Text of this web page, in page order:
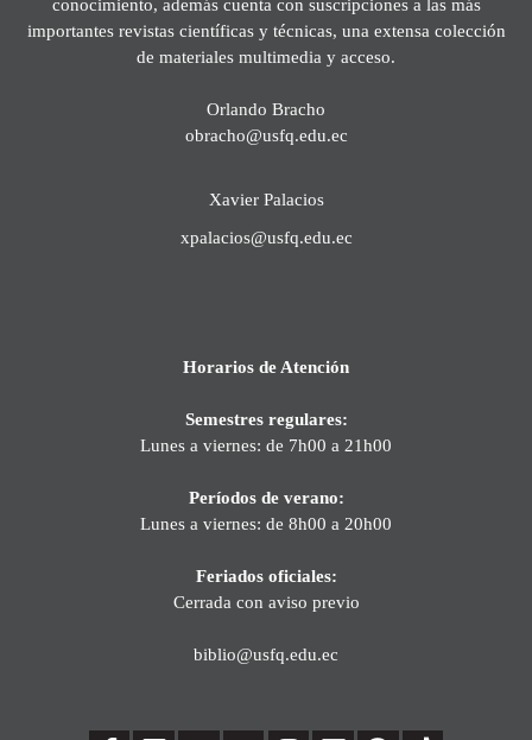
importantes revistas científicas y técnicas, una extensa colección
de materiales multimedia y acceso.
Orlando Bracho
obracho@usfq.edu.ec
Xavier Palacios
xpalacios@usfq.edu.ec
Horarios de Atención
Semestres regulares:
Lunes a viernes: de 7h00 a 21h00
Períodos de verano:
Lunes a viernes: de 8h00 a 20h00
Feriados oficiales:
Cerrada con aviso previo
biblio@usfq.edu.ec